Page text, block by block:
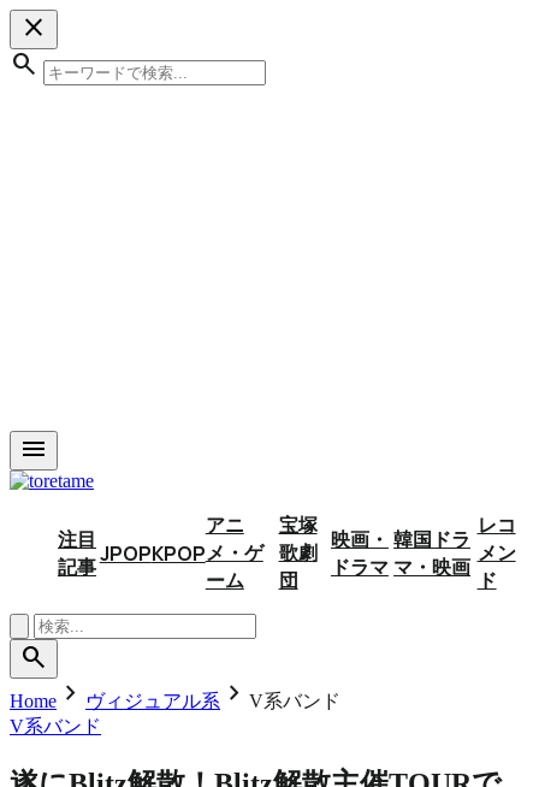
close
search
menu
注目
記事JPOPKPOP
アニ
メ・ゲ
ーム
宝塚
歌劇
団
映画・
ドラマ
韓国ドラ
マ・映画
レコ
メン
ド
search
Home chevron_right ヴィジュアル系 chevron_right V系バンド
V系バンド